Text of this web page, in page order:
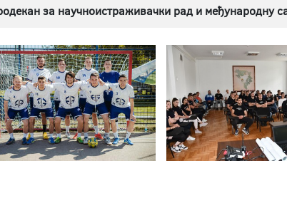
за научноистраживачки рад и међународну